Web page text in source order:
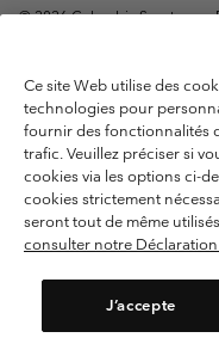
©2026Columbia Sportswear
Garanties Légales
Politique
Conditions d'utilisation -
Conditions D'utilisation -
Cookies
Public CBCR
Ce site Web utilise des
technologies pour
fournir des fonctionnalités
trafic. Veuillez préciser si
cookies via les options ci-
cookies strictement
seront tout de même
consulter notre
J’accepte
Veuillez
United States
France